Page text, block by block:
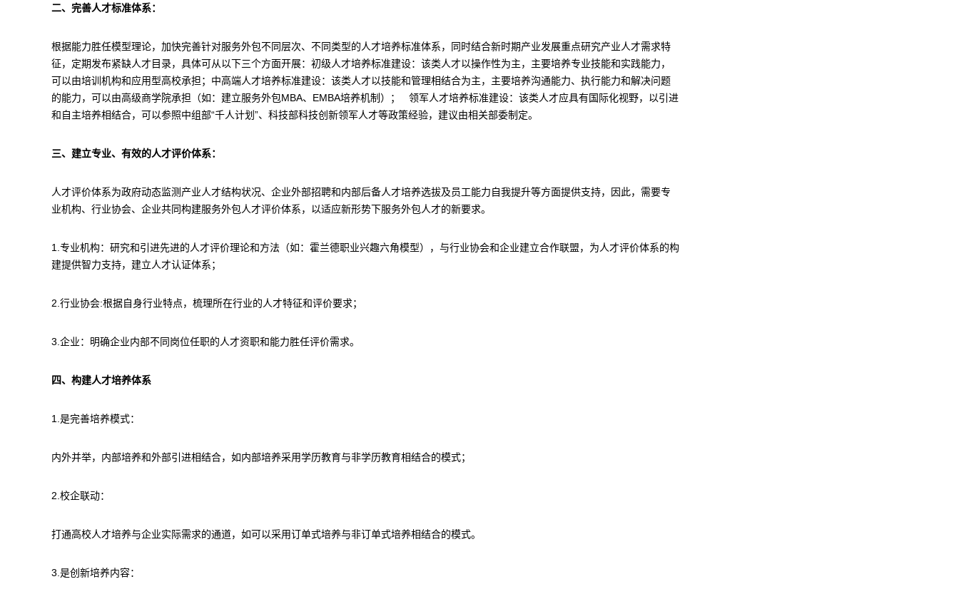
二、完善人才标准体系：
根据能力胜任模型理论，加快完善针对服务外包不同层次、不同类型的人才培养标准体系，同时结合新时期产业发展重点研究产业人才需求特
征，定期发布紧缺人才目录，具体可从以下三个方面开展：初级人才培养标准建设：该类人才以操作性为主，主要培养专业技能和实践能力，
可以由培训机构和应用型高校承担；中高端人才培养标准建设：该类人才以技能和管理相结合为主，主要培养沟通能力、执行能力和解决问题
的能力，可以由高级商学院承担（如：建立服务外包MBA、EMBA培养机制）； 领军人才培养标准建设：该类人才应具有国际化视野，以引进
和自主培养相结合，可以参照中组部“千人计划”、科技部科技创新领军人才等政策经验，建议由相关部委制定。
三、建立专业、有效的人才评价体系：
人才评价体系为政府动态监测产业人才结构状况、企业外部招聘和内部后备人才培养选拔及员工能力自我提升等方面提供支持，因此，需要专
业机构、行业协会、企业共同构建服务外包人才评价体系，以适应新形势下服务外包人才的新要求。
1.专业机构：研究和引进先进的人才评价理论和方法（如：霍兰德职业兴趣六角模型），与行业协会和企业建立合作联盟，为人才评价体系的构
建提供智力支持，建立人才认证体系；
2.行业协会:根据自身行业特点，梳理所在行业的人才特征和评价要求；
3.企业：明确企业内部不同岗位任职的人才资职和能力胜任评价需求。
四、构建人才培养体系
1.是完善培养模式：
内外并举，内部培养和外部引进相结合，如内部培养采用学历教育与非学历教育相结合的模式；
2.校企联动：
打通高校人才培养与企业实际需求的通道，如可以采用订单式培养与非订单式培养相结合的模式。
3.是创新培养内容：